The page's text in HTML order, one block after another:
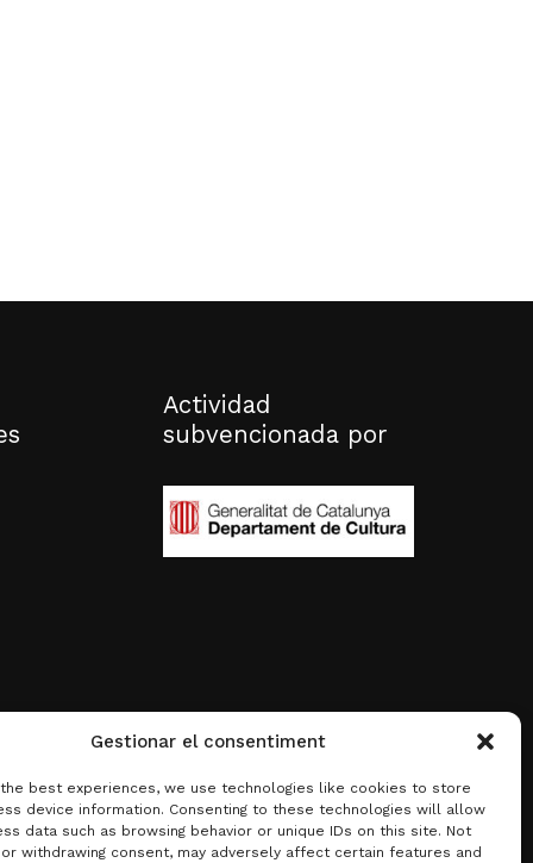
Gestionar el consentiment
best experiences, we use technologies like cookies to store
device information. Consenting to these technologies will allow
data such as browsing behavior or unique IDs on this site. Not
withdrawing consent, may adversely affect certain features and
Actividad
subvencionada por